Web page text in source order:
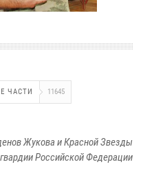
ЧАСТИ 11645
Жукова и Красной Звезды
Российской Федерации